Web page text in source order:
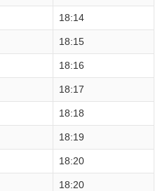
18:14
18:15
18:16
18:17
18:18
18:19
18:20
18:20